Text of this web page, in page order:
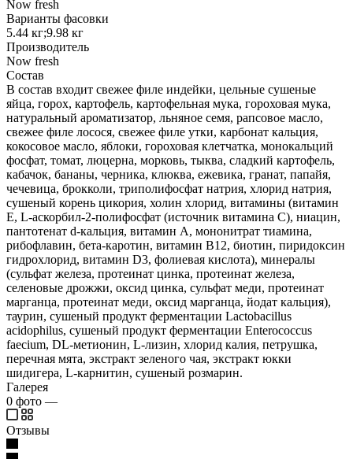
Now fresh
Варианты фасовки
5.44 кг;9.98 кг
Производитель
Now fresh
Состав
В состав входит свежее филе индейки, цельные сушеные
яйца, горох, картофель, картофельная мука, гороховая мука,
натуральный ароматизатор, льняное семя, рапсовое масло,
свежее филе лосося, свежее филе утки, карбонат кальция,
кокосовое масло, яблоки, гороховая клетчатка, монокальций
фосфат, томат, люцерна, морковь, тыква, сладкий картофель,
кабачок, бананы, черника, клюква, ежевика, гранат, папайя,
чечевица, брокколи, триполифосфат натрия, хлорид натрия,
сушеный корень цикория, холин хлорид, витамины (витамин
E, L-аскорбил-2-полифосфат (источник витамина С), ниацин,
пантотенат d-кальция, витамин A, мононитрат тиамина,
рибофлавин, бета-каротин, витамин B12, биотин, пиридоксин
гидрохлорид, витамин D3, фолиевая кислота), минералы
(сульфат железа, протеинат цинка, протеинат железа,
селеновые дрожжи, оксид цинка, сульфат меди, протеинат
марганца, протеинат меди, оксид марганца, йодат кальция),
таурин, сушеный продукт ферментации Lactobacillus
acidophilus, сушеный продукт ферментации Enterococcus
faecium, DL-метионин, L-лизин, хлорид калия, петрушка,
перечная мята, экстракт зеленого чая, экстракт юкки
шидигера, L-карнитин, сушеный розмарин.
Галерея
0 фото —
Отзывы